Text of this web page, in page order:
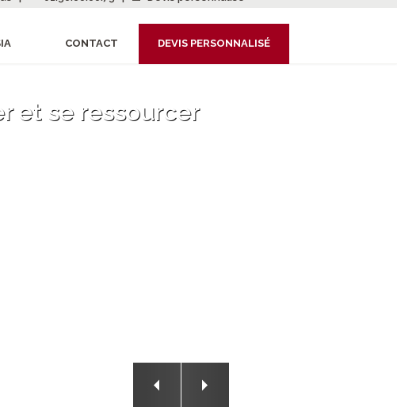
CONTACT DEVIS PERSONNALISÉ
et se ressourcer